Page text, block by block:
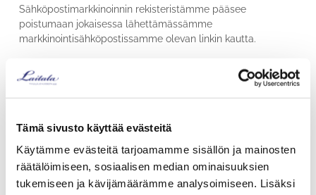
Tämä sivusto käyttää evästeitä
Käytämme evästeitä tarjoamamme sisällön ja mainosten
räätälöimiseen, sosiaalisen median ominaisuuksien
tukemiseen ja kävijämäärämme analysoimiseen. Lisäksi
Sähköpostimarkkinoinnin rekisteristämme pääsee
poistumaan jokaisessa lähettämässämme
markkinointisähköpostissamme olevan linkin kautta.
Henkilötietoja voidaan luovuttaa sopimuskumppaneillemme,
kuten maksunvälittäjille, kuljetusyrityksille, IT-
palveluntarjoajille ja markkinointiviestinnän
palveluntarjoajille, jotka käsittelevät tietoja ainoastaan
rekisterinpitäjän lukuun.
Luettelo käytössä olevista